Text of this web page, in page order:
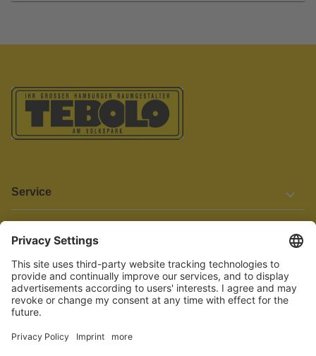
Service
Informationen
Barrierefreiheit
Wir bemühen uns, unsere Website barrierefrei zu gestalten.
Einige Inhalte und Funktionen sind derzeit jedoch noch nicht
vollständig zugänglich. Wenn Sie auf Barrieren stoßen oder Hilfe
benötigen, kontaktieren Sie uns bitte unter service[at]knutzen.de.
Vertrag widerrufen